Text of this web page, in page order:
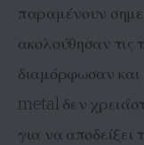
παραμένουν
ακολούθησαν τις
διαμόρφωσαν και
metal δεν
για να αποδείξει